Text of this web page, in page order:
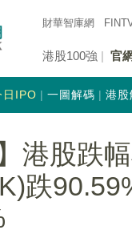
財華智庫網
港股100強 官網
日IPO 一圖解碼 港股
港股跌
跌